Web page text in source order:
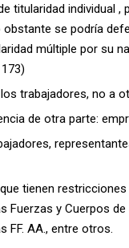
titularidad individual
se podría
múltiple por su
trabajadores, no a
de otra parte:
tienen
Fuerzas y Cuerpos de
FF. AA., entre otros.